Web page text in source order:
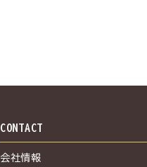
CONTACT
会社情報